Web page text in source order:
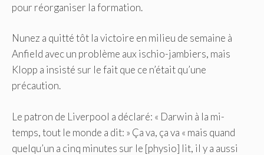
pour réorganiser la formation.
Nunez a quitté tôt la victoire en milieu de semaine à
Anfield avec un problème aux ischio-jambiers, mais
Klopp a insisté sur le fait que ce n’était qu’une
précaution.
Le patron de Liverpool a déclaré: « Darwin à la mi-
temps, tout le monde a dit: » Ça va, ça va « mais quand
quelqu’un a cinq minutes sur le [physio] lit, il y a aussi